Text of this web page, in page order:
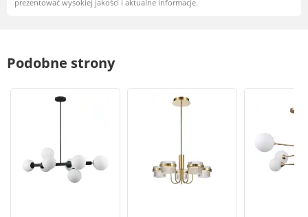
prezentować wysokiej jakości i aktualne informacje.
Podobne strony